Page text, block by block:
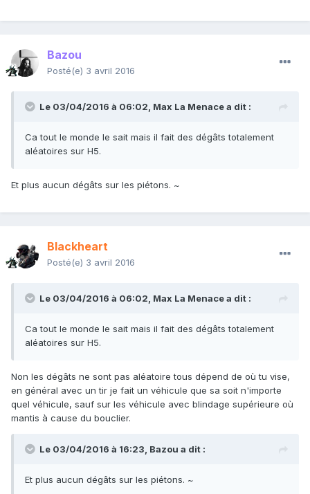
Bazou
Posté(e) 3 avril 2016
Le 03/04/2016 à 06:02, Max La Menacea dit :
Ca tout le monde le sait mais il fait des dégâts totalement
aléatoires sur H5.
Et plus aucun dégâts sur les piétons. ~
Blackheart
Posté(e) 3 avril 2016
Le 03/04/2016 à 06:02, Max La Menacea dit :
Ca tout le monde le sait mais il fait des dégâts totalement
aléatoires sur H5.
Non les dégâts ne sont pas aléatoire tous dépend de où tu vise,
en général avec un tir je fait un véhicule que sa soit n'importe
quel véhicule, sauf sur les véhicule avec blindage supérieure où
mantis à cause du bouclier.
Le 03/04/2016 à 16:23, Bazou a dit :
Et plus aucun dégâts sur les piétons. ~